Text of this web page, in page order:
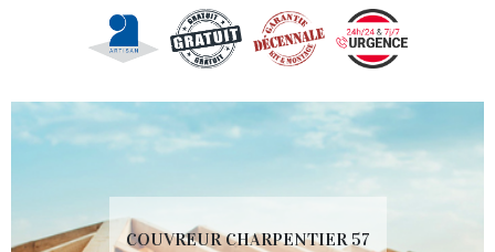
COUVREUR CHARPENTIER 57